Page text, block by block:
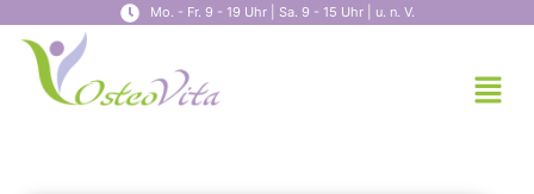
Mo. - Fr. 9 - 19 Uhr | Sa. 9 - 15 Uhr | u. n. V.